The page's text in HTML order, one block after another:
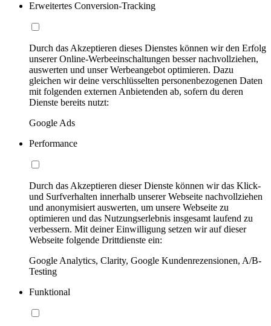
Erweitertes Conversion-Tracking
Durch das Akzeptieren dieses Dienstes können wir den Erfolg
unserer Online-Werbeeinschaltungen besser nachvollziehen,
auswerten und unser Werbeangebot optimieren. Dazu
gleichen wir deine verschlüsselten personenbezogenen Daten
mit folgenden externen Anbietenden ab, sofern du deren
Dienste bereits nutzt:
Google Ads
Performance
Durch das Akzeptieren dieser Dienste können wir das Klick-
und Surfverhalten innerhalb unserer Webseite nachvollziehen
und anonymisiert auswerten, um unsere Webseite zu
optimieren und das Nutzungserlebnis insgesamt laufend zu
verbessern. Mit deiner Einwilligung setzen wir auf dieser
Webseite folgende Drittdienste ein:
Google Analytics, Clarity, Google Kundenrezensionen, A/B-
Testing
Funktional